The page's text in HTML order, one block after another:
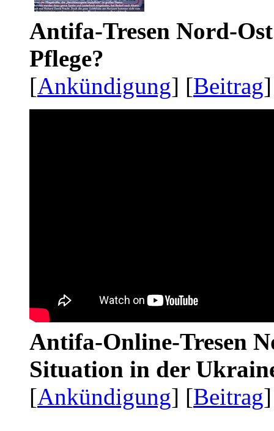
Antifa-Tresen Nord-
Pflege?
[Ankündigung] [Beitrag
Antifa-Online-Tresen
Situation in der
[Ankündigung] [Beitrag